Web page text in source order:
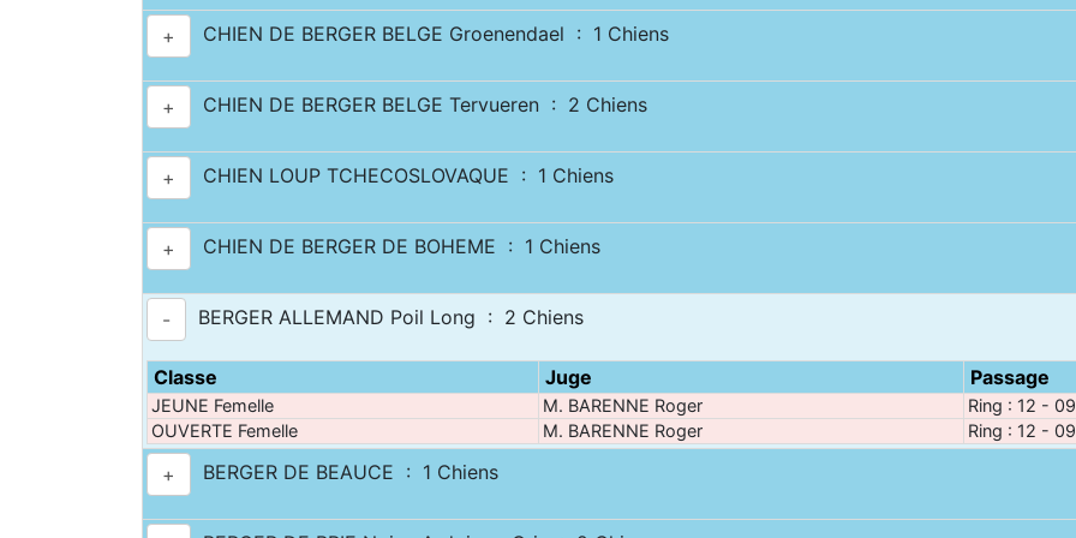
+ CHIEN DE BERGER BELGE Groenendael : 1 Chiens
+ CHIEN DE BERGER BELGE Tervueren : 2 Chiens
+ CHIEN LOUP TCHECOSLOVAQUE : 1 Chiens
+ CHIEN DE BERGER DE BOHEME : 1 Chiens
- BERGER ALLEMAND Poil Long : 2 Chiens
Classe Juge Passage
JEUNE Femelle M. BARENNE Roger Ring : 12 -
OUVERTE Femelle
M. BARENNE Roger Ring : 12 -
+ BERGER DE BEAUCE : 1 Chiens